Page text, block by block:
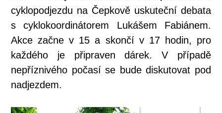
cyklopodjezdu na Čepkově uskuteční debata
s cyklokoordinátorem Lukášem Fabiánem.
Akce začne v 15 a skončí v 17 hodin, pro
každého je připraven dárek. V případě
nepříznivého počasí se bude diskutovat pod
nadjezdem.